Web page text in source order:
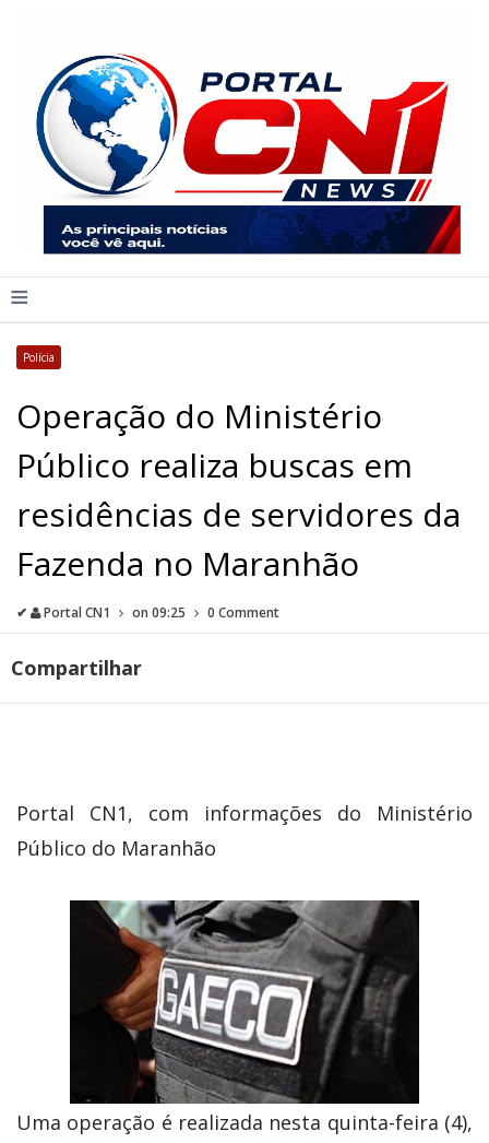
≡
Polícia
Operação do Ministério
Público realiza buscas em
residências de servidores da
Fazenda no Maranhão
✔ Portal CN1 on 09:25 0 Comment
Compartilhar
Portal CN1, com informações do Ministério
Público do Maranhão
Uma operação é realizada nesta quinta-feira (4),